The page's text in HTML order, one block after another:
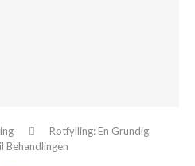
Rotfylling: En Grundig
Behandlingen